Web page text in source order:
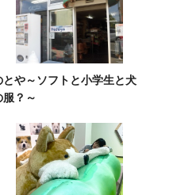
とや～ソフトと小学生と犬
服？～